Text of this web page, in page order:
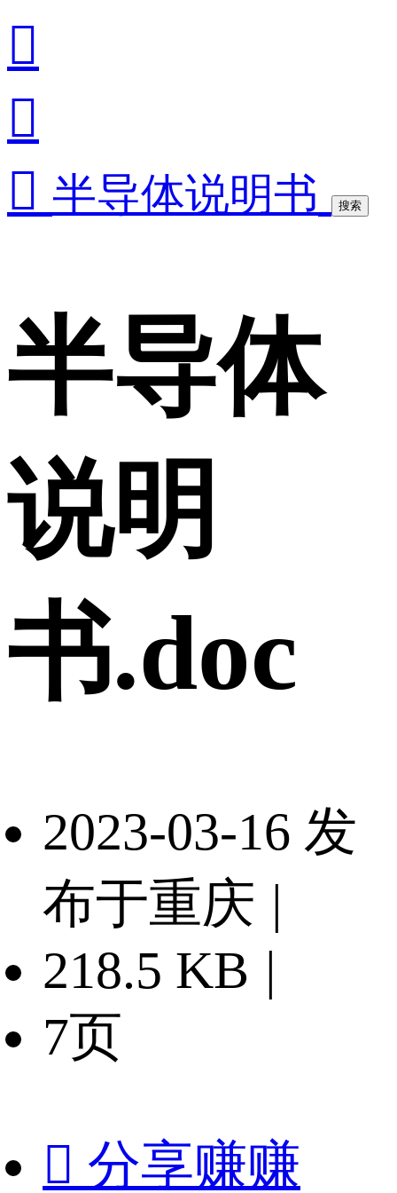


 半导体说明书 搜索
半导体
说明
书.doc
2023-03-16 发
布于重庆 |
218.5 KB |
7页
 分享赚赚